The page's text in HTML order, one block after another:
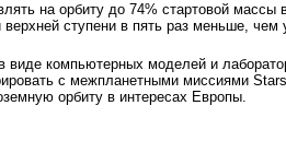
на орбиту до 74% стартовой массы
ступени в пять раз меньше, чем
виде компьютерных моделей и
с межпланетными миссиями
орбиту в интересах Европы.